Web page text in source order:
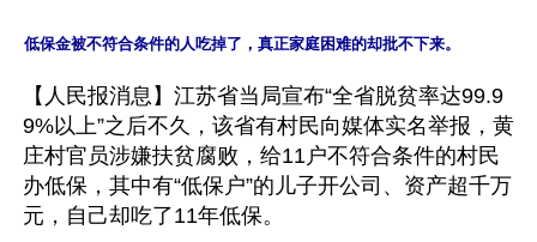
【人民报消息】江苏省当局宣布“全省脱贫率达99.9
9%以上”之后不久，该省有村民向媒体实名举报，黄
庄村官员涉嫌扶贫腐败，给11户不符合条件的村民
办低保，其中有“低保户”的儿子开公司、资产超千万
元，自己却吃了11年低保。